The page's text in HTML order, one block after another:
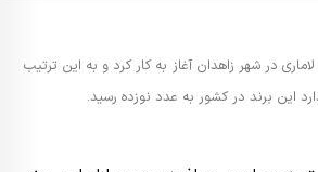
در شهر زاهدان آغاز به کار کرد و به این ترتیب
این برند در کشور به عدد نوزده رسید.